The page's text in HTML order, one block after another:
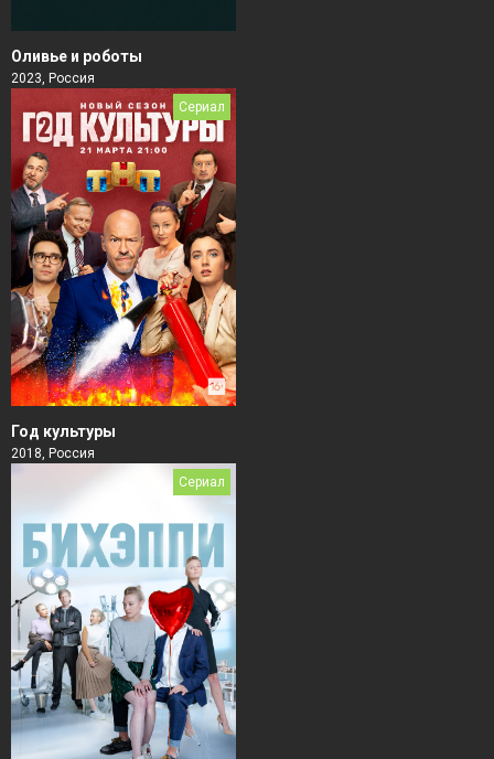
Оливье и роботы
2023, Россия
Сериал
Год культуры
2018, Россия
Сериал